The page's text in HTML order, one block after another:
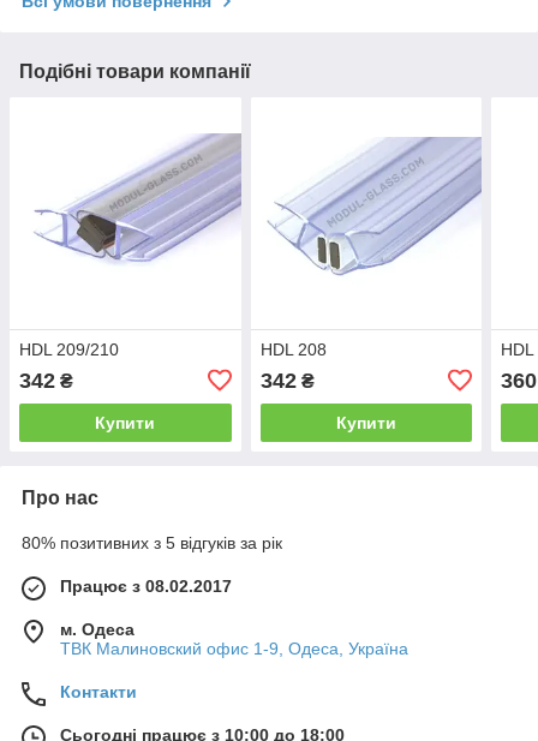
Подібні товари компанії
HDL 209/210
342 ₴
Купити
HDL 208
342₴
Купити
360
Про нас
80% позитивних з 5 відгуків за рік
Працює з 08.02.2017
м. Одеса
ТВК Малиновский офис 1-9, Одеса, Україна
Контакти
Сьогодні працює з 10:00 до 18:00